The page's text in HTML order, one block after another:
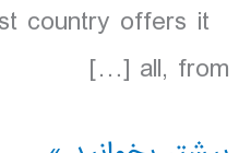
country offers it
all, from […]